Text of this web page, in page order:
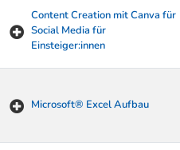
Content Creation mit Canva für
Social Media für
Einsteiger:innen
Microsoft® Excel Aufbau